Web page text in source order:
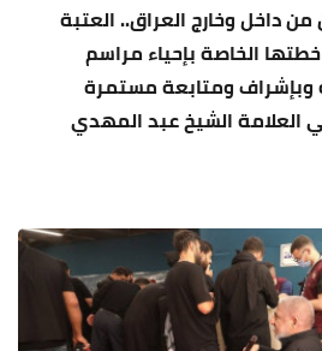
من داخل وخارج العراق.. العتبة
الخاصة بإحياء مراسم
وبإشراف ومتابعة مستمرة
العلامة الشيخ عبد المهدي